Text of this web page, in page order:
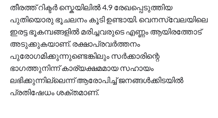
തീരത്ത് റിക്ടർ സ്കെയിലിൽ 4.9 രേഖപ്പെടുത്തിയ
പുതിയൊരു ഭൂചലനം കൂടി ഉണ്ടായി. വെനസ്വേലയിലെ
ഇരട്ട ഭൂകമ്പങ്ങളിൽ മരിച്ചവരുടെ എണ്ണം ആയിരത്തോട്
അടുക്കുകയാണ്. രക്ഷാപ്രവർത്തനം
പുരോഗമിക്കുന്നുണ്ടെങ്കിലും സർക്കാരിന്റെ
ഭാഗത്തുനിന്ന് കാര്യക്ഷമമായ സഹായം
ലഭിക്കുന്നില്ലെന്ന് ആരോപിച്ച് ജനങ്ങൾക്കിടയിൽ
പ്രതിഷേധം ശക്തമാണ്.